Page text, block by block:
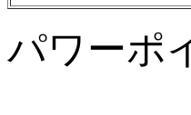
パワーポ